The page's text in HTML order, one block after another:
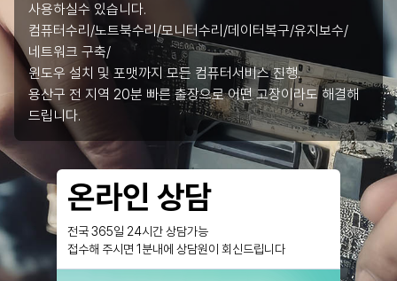
사용하실수 있습니다.
컴퓨터수리/노트북수리/모니터수리/데이터복구/유지보수/
네트워크 구축/
윈도우 설치 및 포맷까지 모든 컴퓨터서비스 진행.
용산구 전 지역 20분 빠른 출장으로 어떤 고장이라도 해결해
드립니다.
온라인 상담
전국 365일 24시간 상담가능
접수해 주시면 1분내에 상담원이 회신드립니다